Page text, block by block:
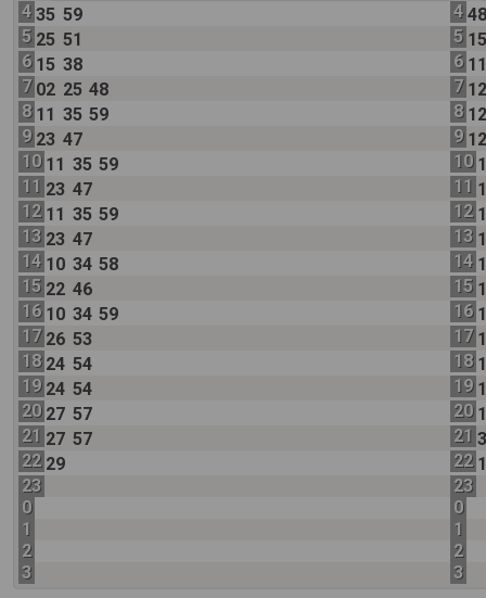
4 35 59
5 25 51
6 15 38
7 02 25 48
8 11 35 59
9 23 47
10 11 35 59
11 23 47
12 11 35 59
13 23 47
14 10 34 58
15 22 46
16 10 34 59
17 26 53
18 24 54
19 24 54
20 27 57
21 27 57
22 29
23
0
1
2
3
4
5
6
7
8
9
10
11
12
13
14
15
16
17
18
19
20
21
22
23
0
1
2
3